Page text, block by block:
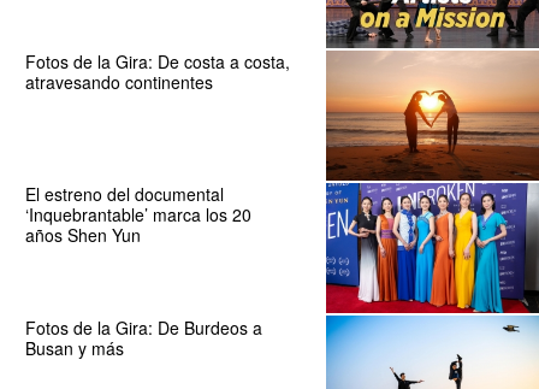
Fotos de la Gira: De costa a costa,
atravesando continentes
El estreno del documental
‘Inquebrantable’ marca los 20
años Shen Yun
Fotos de la Gira: De Burdeos a
Busan y más